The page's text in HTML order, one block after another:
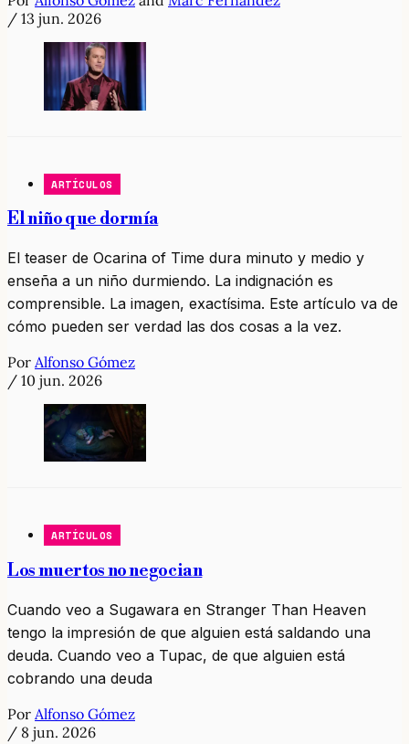
/ 13 jun. 2026
ARTÍCULOS
El niño que dormía
El teaser de Ocarina of Time dura minuto y medio y
enseña a un niño durmiendo. La indignación es
comprensible. La imagen, exactísima. Este artículo va de
cómo pueden ser verdad las dos cosas a la vez.
Por Alfonso Gómez
/ 10 jun. 2026
ARTÍCULOS
Los muertos no negocian
Cuando veo a Sugawara en Stranger Than Heaven
tengo la impresión de que alguien está saldando una
deuda. Cuando veo a Tupac, de que alguien está
cobrando una deuda
Por Alfonso Gómez
/ 8 jun. 2026